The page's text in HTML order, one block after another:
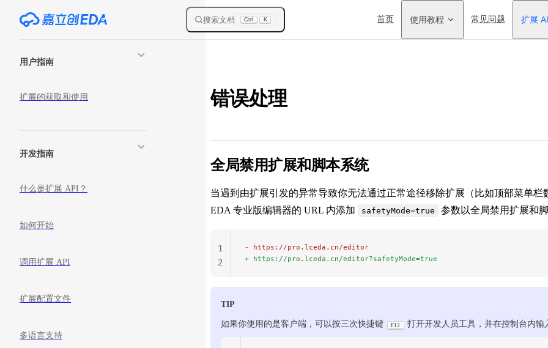
Skip to content 搜索文档 Ctrl K
Main Navigation
首页 使用教程 常见问题 扩展
用户指南
扩展的获取和使用
开发指南
什么是扩展 API？
如何开始
调用扩展 API
扩展配置文件
多语言支持
错误处理
全局禁用扩展和脚本系统
当遇到由扩展引发的异常导致你无法通过正常途径移除扩展（比如顶部菜单
EDA 专业版编辑器的 URL 内添加
safetyMode=true 参数以全局禁用扩展和脚
- https://pro.lceda.cn/editor
+ https://pro.lceda.cn/editor?safetyMode=true
1
2
TIP
如果你使用的是客户端，可以按三次快捷键 F12 打开开发人员工具，并在控制台内输